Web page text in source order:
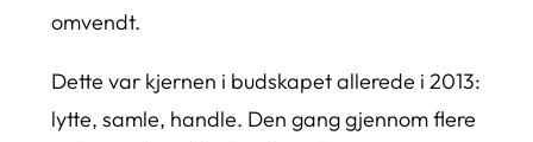
omvendt.
Dette var kjernen i budskapet allerede i 2013:
lytte, samle, handle. Den gang gjennom flere